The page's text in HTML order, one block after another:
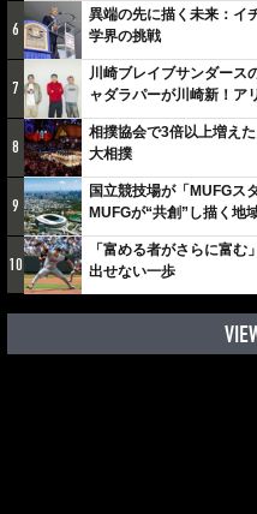
6
異端の先に描く未来：イ
学界の挑戦
7
川崎ブレイブサンダース
ャダラパーが川崎新！ア
しみでしかないでしょ。
8
相撲協会で3倍以上増え
大相撲
9
国立競技場が「MUFGス
MUFGが“共創”し描く地
10
「富める者がさらに富
出せない一歩